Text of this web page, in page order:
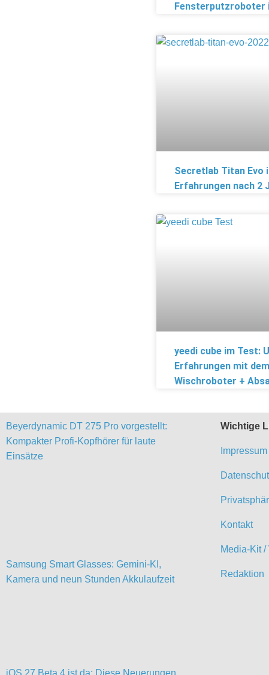
Fensterputzroboter
Secretlab Titan Evo
Erfahrungen nach 2
yeedi cube im Test:
Erfahrungen mit
Wischroboter +
Beyerdynamic DT 275 Pro vorgestellt:
Kompakter Profi-Kopfhörer für laute
Einsätze
Samsung Smart Glasses: Gemini-KI,
Kamera und neun Stunden Akkulaufzeit
iOS 27 Beta 4 ist da: Diese Neuerungen
Wichtige
Impressum
Kontakt
Media-Kit /
Redaktion